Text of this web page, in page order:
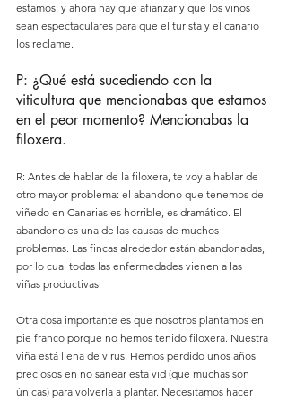
estamos, y ahora hay que afianzar y que los vinos
sean espectaculares para que el turista y el canario
los reclame.
P: ¿Qué está sucediendo con la
viticultura que mencionabas que estamos
en el peor momento? Mencionabas la
filoxera.
R: Antes de hablar de la filoxera, te voy a hablar de
otro mayor problema: el abandono que tenemos del
viñedo en Canarias es horrible, es dramático. El
abandono es una de las causas de muchos
problemas. Las fincas alrededor están abandonadas,
por lo cual todas las enfermedades vienen a las
viñas productivas.
Otra cosa importante es que nosotros plantamos en
pie franco porque no hemos tenido filoxera. Nuestra
viña está llena de virus. Hemos perdido unos años
preciosos en no sanear esta vid (que muchas son
únicas) para volverla a plantar. Necesitamos hacer